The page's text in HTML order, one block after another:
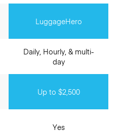
LuggageHero
Daily, Hourly, & multi-
day
Up to $2,500
Yes